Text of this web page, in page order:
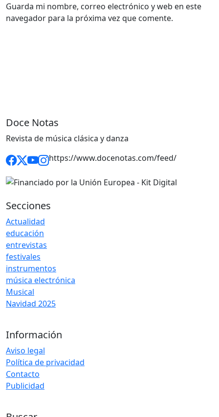
Guarda mi nombre, correo electrónico y web en este
navegador para la próxima vez que comente.
Doce Notas
Revista de música clásica y danza
https://www.docenotas.com/feed/
Secciones
Actualidad
educación
entrevistas
festivales
instrumentos
música electrónica
Musical
Navidad 2025
Información
Aviso legal
Política de privacidad
Contacto
Publicidad